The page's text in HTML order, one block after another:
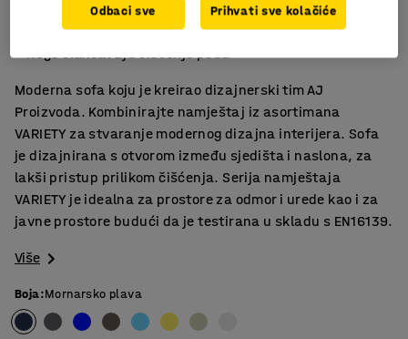
Praktična sofa modernog dizajna
Izdržljiv materijal
Noge olakšavaju čišćenje poda
Moderna sofa koju je kreirao dizajnerski tim AJ
Proizvoda. Kombinirajte namještaj iz asortimana
VARIETY za stvaranje modernog dizajna interijera. Sofa
je dizajnirana s otvorom između sjedišta i naslona, za
lakši pristup prilikom čišćenja. Serija namještaja
VARIETY je idealna za prostore za odmor i urede kao i za
javne prostore budući da je testirana u skladu s EN16139.
Više
Boja:Mornarsko plava
Odbaci sve Prihvati sve kolačiće